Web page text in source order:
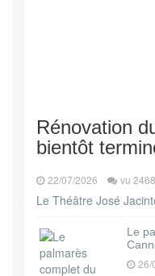
Rénovation
bientôt
22/07/2026 vu
Le Théâtre José
Le
26/